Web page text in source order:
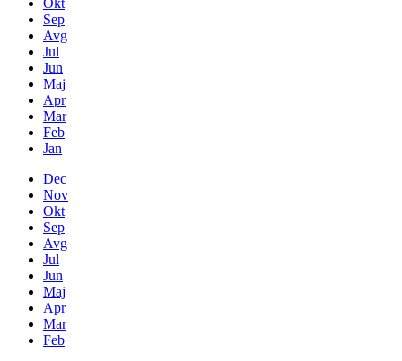
Sep
Avg
Jul
Jun
Maj
Apr
Mar
Feb
Jan
Dec
Nov
Okt
Sep
Avg
Jul
Jun
Maj
Apr
Mar
Feb